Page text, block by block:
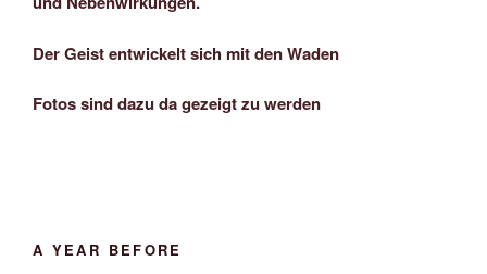
Der Geist entwickelt sich mit den Waden
Fotos sind dazu da gezeigt zu werden
A YEAR BEFORE